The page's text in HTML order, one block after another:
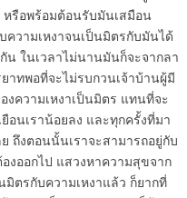
รือพร้อมต้อนรับมันเสมือน
ความเหงาจนเป็นมิตรกับมันได้
น ในเวลาไม่นานมันก็จะจากลา
าทพอที่จะไม่รบกวนเจ้าบ้านผู้มี
งความเหงาเป็นมิตร แทนที่จะ
อนเราน้อยลง และทุกครั้งที่มา
ถึงตอนนั้นเราจะสามารถอยู่กับ
งออกไป แสวงหาความสุขจาก
มิตรกับความเหงาแล้ว ก็ยากที่